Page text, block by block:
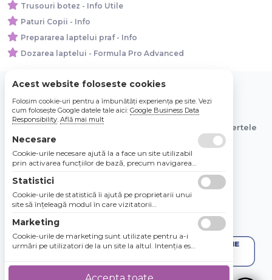
Trusouri botez - Info Utile
Paturi Copii - Info
Prepararea laptelui praf - Info
Dozarea laptelui - Formula Pro Advanced
© 2026 Bebe Nou Online Store SRL
Toate preturile sunt exprimate in lei si includ tva. Ofertele
sunt valabile in limita stocului disponibil.
Acest website foloseste cookies
Folosim cookie-uri pentru a îmbunătăți experiența pe site. Vezi
cum folosește Google datele tale aici: Google Business Data
Responsibility. Află mai mult
Necesare
Cookie-urile necesare ajută la a face un site utilizabil
prin activarea funcţiilor de bază, precum navigarea
Site-ul nu poate funcţiona corespunzător fără aceste
cookie-uri.
Statistici
Cookie-urile de statistică îi ajută pe proprietarii unui
site să înţeleagă modul în care vizitatorii
raportarea informaţiilor în mod anonim.
Marketing
Cookie-urile de marketing sunt utilizate pentru a-i
urmări pe utilizatori de la un site la altul. Intenţia este
utilizatorii individuali, aşadar ele sunt mai valoroase
pentru agenţiile de puiblicitate şi părţile terţe care se